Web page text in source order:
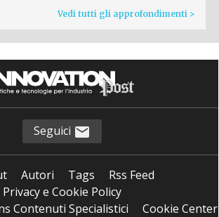
Vedi tutti gli approfondimenti >
Seguici
Autori Tags
Rss Feed
Privacy e Cookie Policy
Contenuti Specialistici
Cookie Center